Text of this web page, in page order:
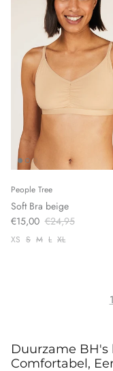
People Tree
Soft Bra beige
€15,00 €24,95
XS S M L XL
1
Duurzame BH's
Comfortabel,